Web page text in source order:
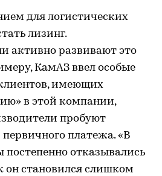
для логистических
лизинг.
активно развивают это
КамАЗ ввел особые
имеющих
в этой компании,
пробуют
платежа. «В
отказывались
он становился слишком